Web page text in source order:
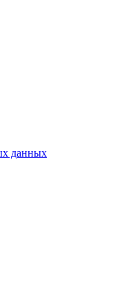
данных